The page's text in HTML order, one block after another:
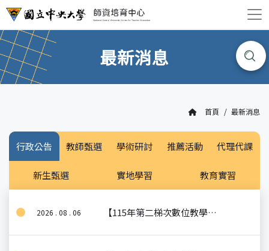
最新消息
首頁 最新消息
行政公告 教師甄選 學術研討 推薦活動 代理代課
新生甄選 實地學習 教育實習
2026 . 08 . 06 【115年第二梯次數位教學能力檢測】